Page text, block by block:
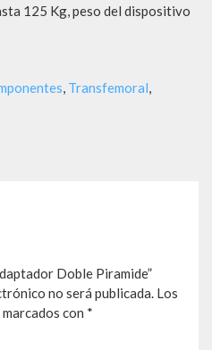
125 Kg, peso del dispositivo
, Transfemoral,
Doble Piramide”
no será publicada. Los
con *